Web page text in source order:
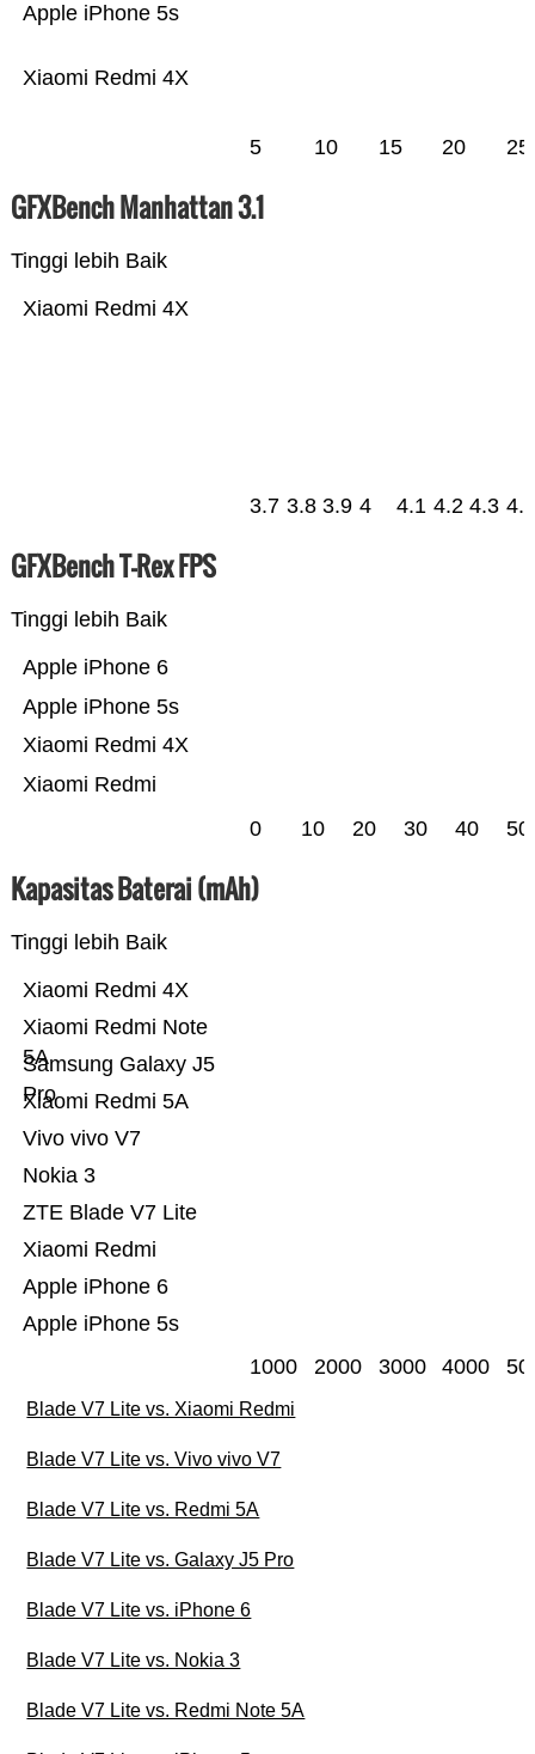
Xiaomi Redmi 4X
Apple iPhone 5s
5 10 15 20 25
GFXBench Manhattan 3.1
Tinggi lebih Baik
Xiaomi Redmi 4X
3.7 3.8 3.9 4 4.1 4.2 4.3 4.4
GFXBench T-Rex FPS
Tinggi lebih Baik
Xiaomi Redmi
Xiaomi Redmi 4X
Apple iPhone 5s
Apple iPhone 6
0 10 20 30 40 50
Kapasitas Baterai (mAh)
Tinggi lebih Baik
Apple iPhone 5s
Apple iPhone 6
Xiaomi Redmi
ZTE Blade V7 Lite
Nokia 3
Vivo vivo V7
Xiaomi Redmi 5A
Samsung Galaxy J5
Pro
Xiaomi Redmi Note
5A
Xiaomi Redmi 4X
1000 2000 3000 4000
Blade V7 Lite vs. Xiaomi Redmi
Blade V7 Lite vs. Vivo vivo V7
Blade V7 Lite vs. Redmi 5A
Blade V7 Lite vs. Galaxy J5 Pro
Blade V7 Lite vs. iPhone 6
Blade V7 Lite vs. Nokia 3
Blade V7 Lite vs. Redmi Note 5A